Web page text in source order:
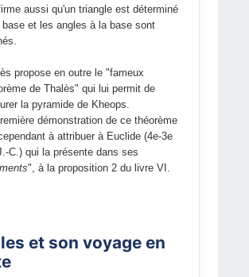
aussi qu'un triangle est déterminé
et les angles à la base sont
propose en outre le "fameux
de Thalès" qui lui permit de
la pyramide de Kheops.
démonstration de ce théorème
à attribuer à Euclide (4e-3e
C.) qui la présente dans ses
", à la proposition 2 du livre VI.
et son voyage en